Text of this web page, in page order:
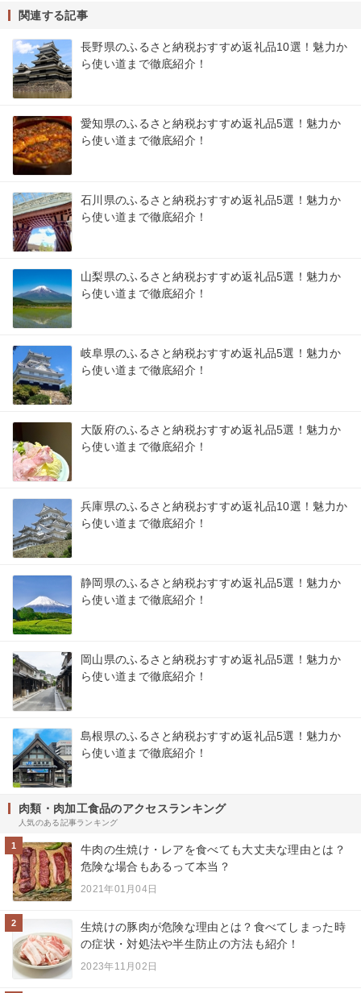
関連する記事
長野県のふるさと納税おすすめ返礼品10選！魅力か
ら使い道まで徹底紹介！
愛知県のふるさと納税おすすめ返礼品5選！魅力か
ら使い道まで徹底紹介！
石川県のふるさと納税おすすめ返礼品5選！魅力か
ら使い道まで徹底紹介！
山梨県のふるさと納税おすすめ返礼品5選！魅力か
ら使い道まで徹底紹介！
岐阜県のふるさと納税おすすめ返礼品5選！魅力か
ら使い道まで徹底紹介！
大阪府のふるさと納税おすすめ返礼品5選！魅力か
ら使い道まで徹底紹介！
兵庫県のふるさと納税おすすめ返礼品10選！魅力か
ら使い道まで徹底紹介！
静岡県のふるさと納税おすすめ返礼品5選！魅力か
ら使い道まで徹底紹介！
岡山県のふるさと納税おすすめ返礼品5選！魅力か
ら使い道まで徹底紹介！
島根県のふるさと納税おすすめ返礼品5選！魅力か
ら使い道まで徹底紹介！
肉類・肉加工食品のアクセスランキング
人気のある記事ランキング
1
牛肉の生焼け・レアを食べても大丈夫な理由とは？
危険な場合もあるって本当？
2021年01月04日
2
生焼けの豚肉が危険な理由とは？食べてしまった時
の症状・対処法や半生防止の方法も紹介！
2023年11月02日